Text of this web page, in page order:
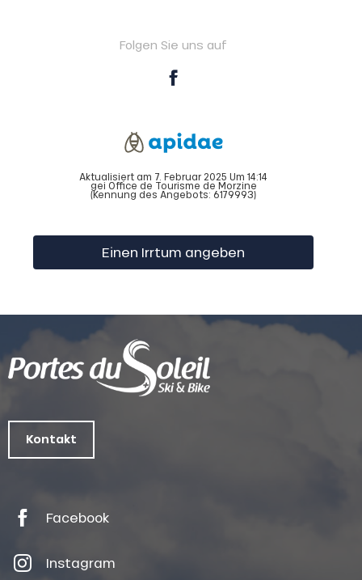
Folgen Sie uns auf
Aktualisiert am 7. Februar 2025 Um 14:14
gei Office de Tourisme de Morzine
(Kennung des Angebots: 6179993)
Einen Irrtum angeben
Kontakt
Facebook
Instagram